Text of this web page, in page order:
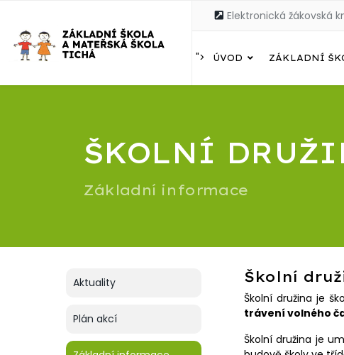
Elektronická žákovská
"> ÚVOD ZÁKLADNÍ
ŠKOLNÍ
Základní informace
Aktuality
Plán akcí
Školní
Školní družina je
trávení volného
Školní družina je